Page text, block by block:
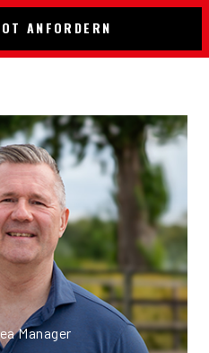
ANFORDERN
Manager